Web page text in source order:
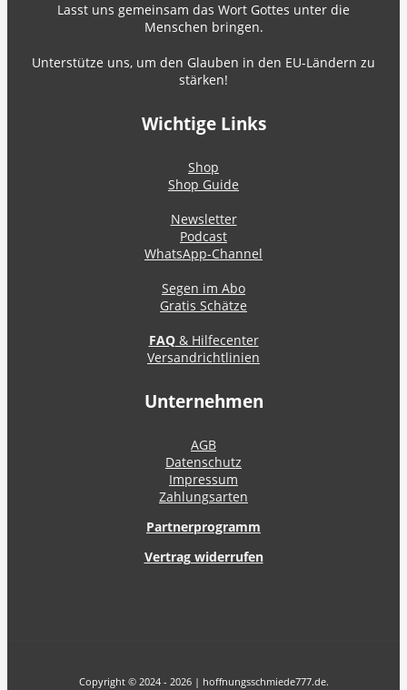
Lasst uns gemeinsam das Wort Gottes unter die
Menschen bringen.
Unterstütze uns, um den Glauben in den EU-Ländern zu
stärken!
Wichtige Links
Shop
Shop Guide
Newsletter
Podcast
WhatsApp-Channel
Segen im Abo
Gratis Schätze
FAQ& Hilfecenter
Versandrichtlinien
Unternehmen
AGB
Datenschutz
Impressum
Zahlungsarten
Partnerprogramm
Vertrag widerrufen
Copyright © 2024 - 2026 | hoffnungsschmiede777.de.